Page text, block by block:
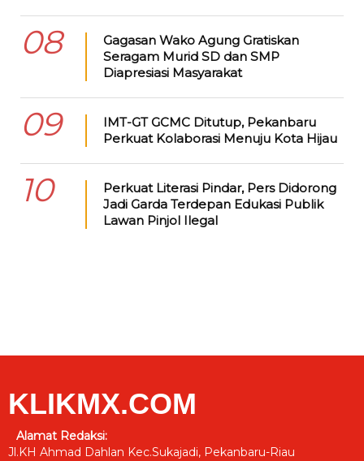
08
Gagasan Wako Agung Gratiskan
Seragam Murid SD dan SMP
Diapresiasi Masyarakat
09
IMT-GT GCMC Ditutup, Pekanbaru
Perkuat Kolaborasi Menuju Kota Hijau
10
Perkuat Literasi Pindar, Pers Didorong
Jadi Garda Terdepan Edukasi Publik
Lawan Pinjol Ilegal
KLIKMX.COM
Alamat Redaksi:
Jl.KH Ahmad Dahlan Kec.Sukajadi, Pekanbaru-Riau